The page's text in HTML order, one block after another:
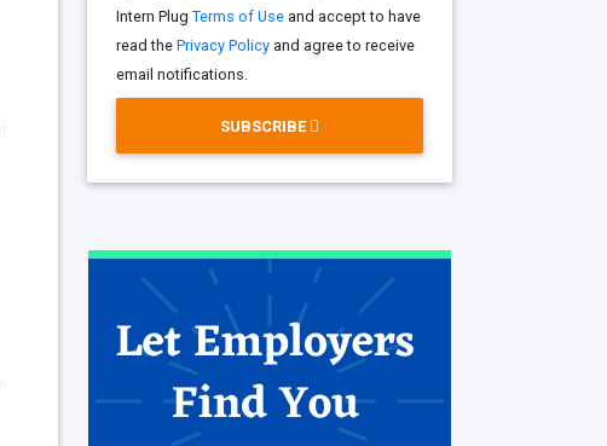
Intern Plug Terms of Useand accept to have
read the Privacy Policyand agree to receive
email notifications.
SUBSCRIBE